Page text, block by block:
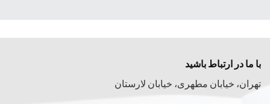
با ما در ارتباط باشید
تهران، خیابان مطهری، خیابان لارستان